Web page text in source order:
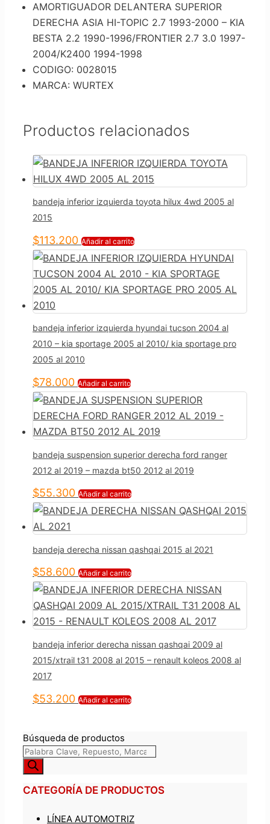
AMORTIGUADOR DELANTERA SUPERIOR
DERECHA ASIA HI-TOPIC 2.7 1993-2000 – KIA
BESTA 2.2 1990-1996/FRONTIER 2.7 3.0 1997-
2004/K2400 1994-1998
CODIGO: 0028015
MARCA: WURTEX
Productos relacionados
bandeja inferior izquierda toyota hilux 4wd 2005 al
2015
$113.200 Añadir al carrito
bandeja inferior izquierda hyundai tucson 2004 al
2010 – kia sportage 2005 al 2010/ kia sportage pro
2005 al 2010
$78.000 Añadir al carrito
bandeja suspension superior derecha ford ranger
2012 al 2019 – mazda bt50 2012 al 2019
$55.300 Añadir al carrito
bandeja derecha nissan qashqai 2015 al 2021
$58.600 Añadir al carrito
bandeja inferior derecha nissan qashqai 2009 al
2015/xtrail t31 2008 al 2015 – renault koleos 2008 al
2017
$53.200 Añadir al carrito
Búsqueda de productos
CATEGORÍA DE PRODUCTOS
LÍNEA AUTOMOTRIZ